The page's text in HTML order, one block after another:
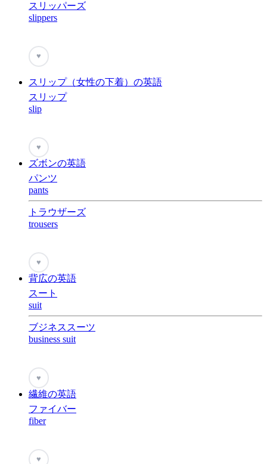
スリッパーズ
slippers
♥
スリップ（女性の下着）の英語
スリップ
slip
♥
ズボンの英語
パンツ
pants
トラウザーズ
trousers
♥
背広の英語
スート
suit
ブジネススーツ
business suit
♥
繊維の英語
ファイバー
fiber
♥